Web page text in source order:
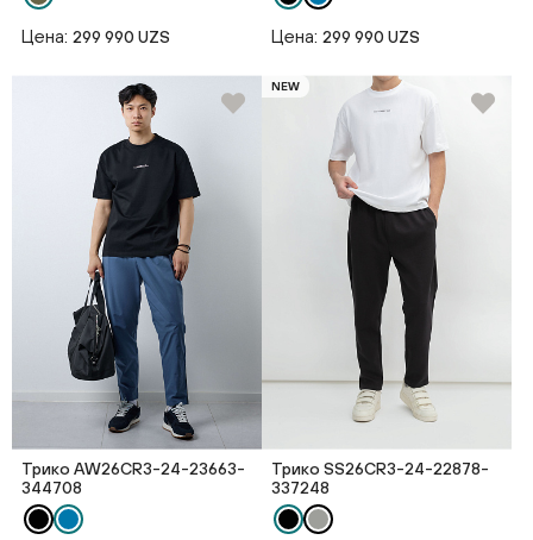
Цена: 299 990 UZS Цена: 299 990 UZS
Трико AW26CR3-24-23663-
344708
NEW
Трико SS26CR3-24-22878-
337248